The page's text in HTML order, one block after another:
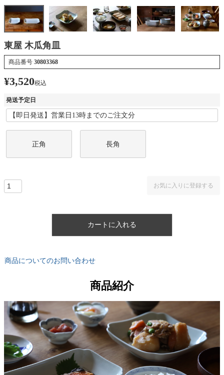
東屋 木瓜角皿
商品番号 30803368
¥3,520税込
発送予定日
正角 長角
お気に入りに登録する
カートに入れる
商品についてのお問い合わせ
商品紹介